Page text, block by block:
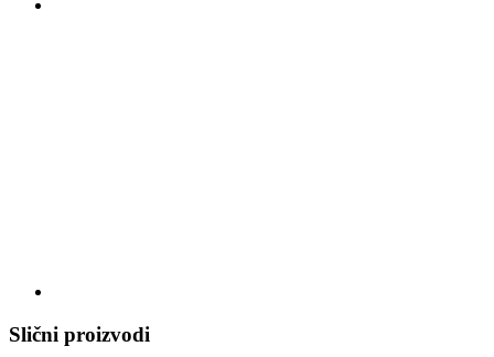
Slični proizvodi